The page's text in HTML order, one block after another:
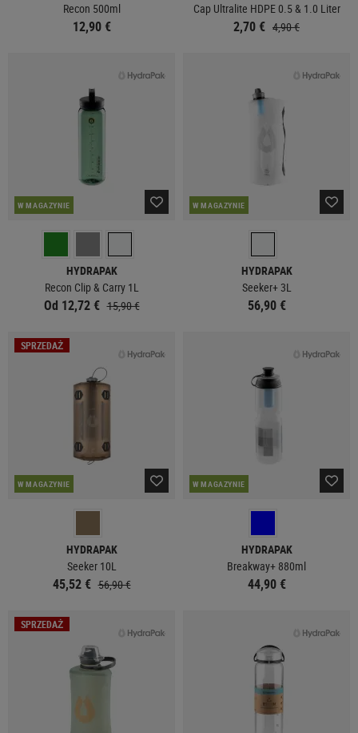
Recon 500ml
12,90 €
Cap Ultralite HDPE 0.5 & 1.0 Liter
2,70 € 4,90 €
W MAGAZYNIE
HYDRAPAK
Recon Clip & Carry 1L
Od 12,72 € 15,90 €
W MAGAZYNIE
HYDRAPAK
Seeker+ 3L
56,90 €
SPRZEDAŻ
W MAGAZYNIE
HYDRAPAK
Seeker 10L
45,52 € 56,90 €
W MAGAZYNIE
HYDRAPAK
Breakway+ 880ml
44,90 €
SPRZEDAŻ